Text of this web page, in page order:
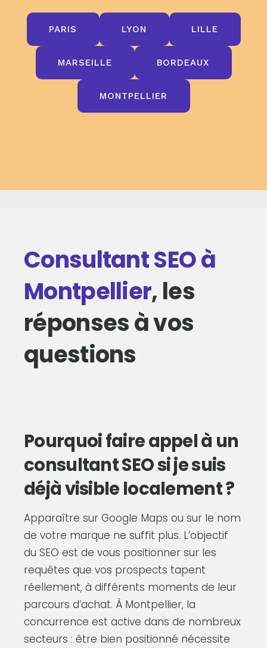
PARIS LYON LILLE
MARSEILLE BORDEAUX
MONTPELLIER
Consultant SEO à
Montpellier, les
réponses à vos
questions
Pourquoi faire appel à un
consultant SEO si je suis
déjà visible localement ?
Apparaître sur Google Maps ou sur le nom
de votre marque ne suffit plus. L’objectif
du SEO est de vous positionner sur les
requêtes que vos prospects tapent
réellement, à différents moments de leur
parcours d’achat. À Montpellier, la
concurrence est active dans de nombreux
secteurs : être bien positionné nécessite